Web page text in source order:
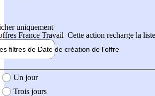
uniquement
France Travail Cette action recharge la
filtres de Date de création de l'offre
création de l'offre
Un jour
Trois jours